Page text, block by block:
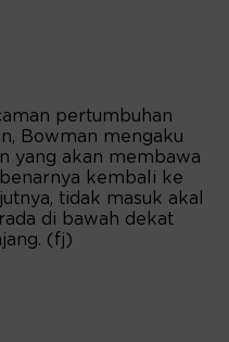
pertumbuhan
Bowman mengaku
yang akan membawa
kembali ke
tidak masuk akal
di bawah dekat
(fj)